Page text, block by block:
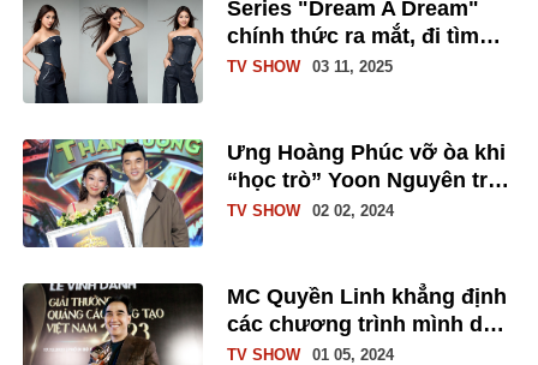
Series "Dream A Dream"
chính thức ra mắt, đi tìm
người kế nhiệm Miss
TV SHOW 03 11, 2025
Ưng Hoàng Phúc vỡ òa khi
“học trò” Yoon Nguyên trở
thành quán quân "Chinh
TV SHOW 02 02, 2024
MC Quyền Linh khẳng định
các chương trình mình dẫn
dắt đều hướng đến người
TV SHOW 01 05, 2024